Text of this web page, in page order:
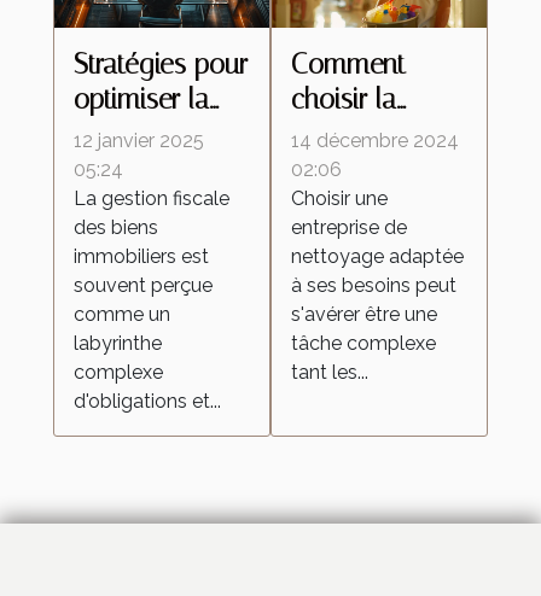
Stratégies pour
optimiser la
fiscalité de vos
biens
immobiliers
12 janvier 2025
05:24
La gestion fiscale
des biens
immobiliers est
souvent perçue
comme un
labyrinthe
complexe
d'obligations et...
Comment
choisir la
meilleure
entreprise de
nettoyage
pour vos
besoins
14 décembre 2024
02:06
Choisir une
entreprise de
nettoyage adaptée
à ses besoins peut
s'avérer être une
tâche complexe
tant les...